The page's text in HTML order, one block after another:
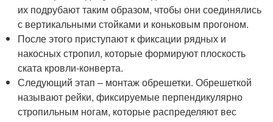
их подрубают таким образом, чтобы они соединялись
с вертикальными стойками и коньковым прогоном.
После этого приступают к фиксации рядных и
накосных стропил, которые формируют плоскость
ската кровли-конверта.
Следующий этап – монтаж обрешетки. Обрешеткой
называют рейки, фиксируемые перпендикулярно
стропильным ногам, которые распределяют вес